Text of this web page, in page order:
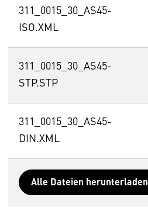
311_0015_30_AS45-
ISO.XML
311_0015_30_AS45-
STP.STP
311_0015_30_AS45-
DIN.XML
Alle Dateien herunterladen